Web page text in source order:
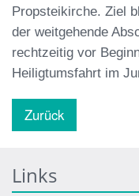
Propsteikirche. Ziel
der weitgehende
rechtzeitig vor
Heiligtumsfahrt im
Zurück
Links